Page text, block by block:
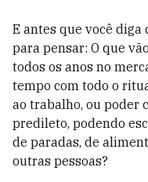
E antes que você diga
para pensar: O que
todos os anos no
tempo com todo o
ao trabalho, ou poder
predileto, podendo
de paradas, de
outras pessoas?